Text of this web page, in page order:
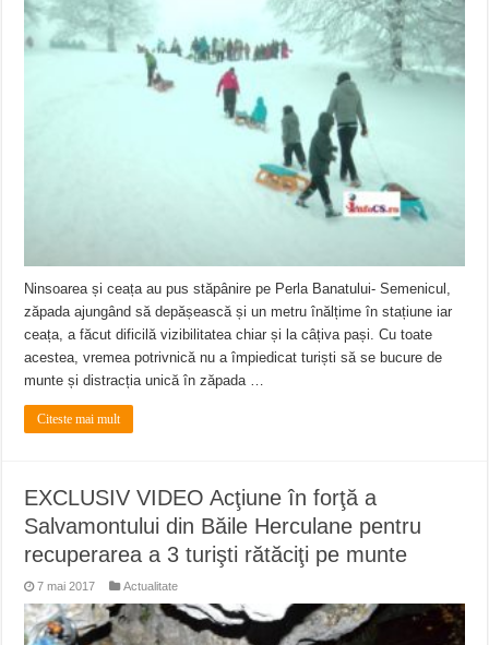
Ninsoarea și ceața au pus stăpânire pe Perla Banatului- Semenicul,
zăpada ajungând să depășească și un metru înălțime în stațiune iar
ceața, a făcut dificilă vizibilitatea chiar și la câțiva pași. Cu toate
acestea, vremea potrivnică nu a împiedicat turiști să se bucure de
munte și distracția unică în zăpada …
Citeste mai mult
EXCLUSIV VIDEO Acţiune în forţă a
Salvamontului din Băile Herculane pentru
recuperarea a 3 turişti rătăciţi pe munte
7 mai 2017 Actualitate